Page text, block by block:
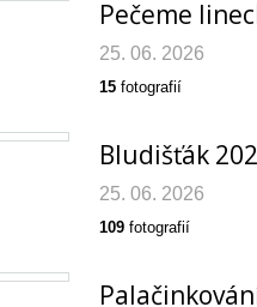
Pečeme
25. 06. 2026
15 fotografií
Bludišťák
25. 06. 2026
109 fotografií